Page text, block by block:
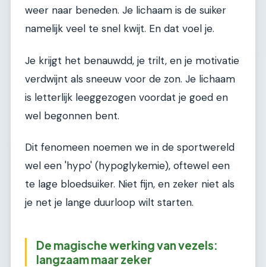
weer naar beneden. Je lichaam is de suiker
namelijk veel te snel kwijt. En dat voel je.
Je krijgt het benauwdd, je trilt, en je motivatie
verdwijnt als sneeuw voor de zon. Je lichaam
is letterlijk leeggezogen voordat je goed en
wel begonnen bent.
Dit fenomeen noemen we in de sportwereld
wel een 'hypo' (hypoglykemie), oftewel een
te lage bloedsuiker. Niet fijn, en zeker niet als
je net je lange duurloop wilt starten.
De magische werking van vezels:
langzaam maar zeker